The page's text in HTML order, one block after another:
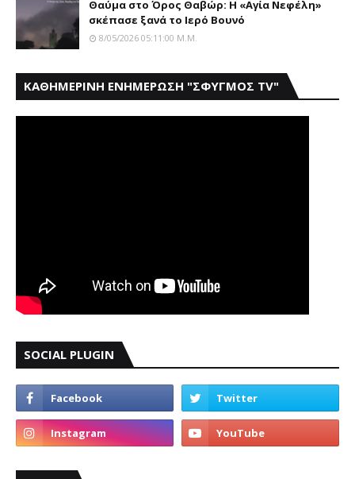
Θαύμα στο Όρος Θαβώρ: H «Aγία Nεφέλη»
σκέπασε ξανά το Iερό Bουνό
8/05/2026 05:11:00 Μ.μ.
ΚΑΘΗΜΕΡΙΝΗ ΕΝΗΜΕΡΩΣΗ "ΣΦΥΓΜΟΣ TV"
SOCIAL PLUGIN